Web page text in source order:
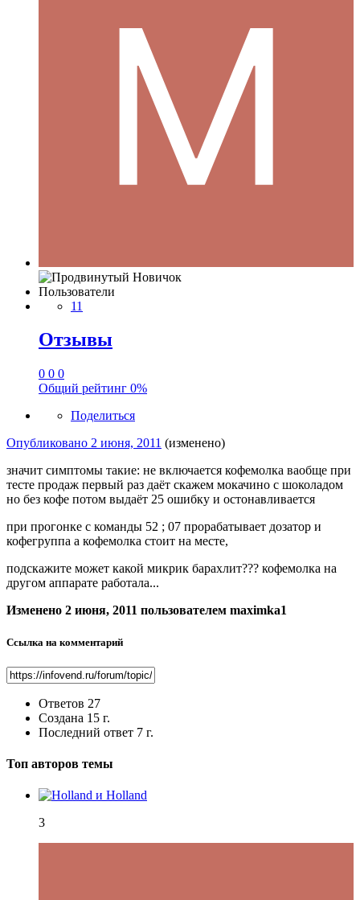
Пользователи
11
Отзывы
0 0 0
Общий рейтинг 0%
Поделиться
Опубликовано 2 июня, 2011 (изменено)
значит симптомы такие: не включается кофемолка ваобще при
тесте продаж первый раз даёт скажем мокачино с шоколадом
но без кофе потом выдаёт 25 ошибку и остонавливается
при прогонке с команды 52 ; 07 прорабатывает дозатор и
кофегруппа а кофемолка стоит на месте,
подскажите может какой микрик барахлит??? кофемолка на
другом аппарате работала...
Изменено 2 июня, 2011 пользователем maximka1
Ссылка на комментарий
Ответов 27
Создана 15 г.
Последний ответ 7 г.
Топ авторов темы
3